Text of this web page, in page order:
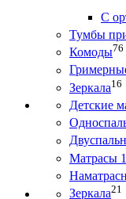
С
Тумбы
Комоды76
Зеркала16
Детские
Матрасы
Зеркала21